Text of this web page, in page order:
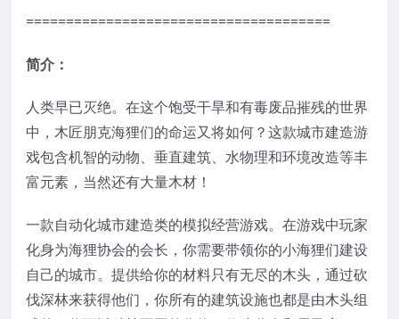
======================================
简介：
人类早已灭绝。在这个饱受干旱和有毒废品摧残的世界
中，木匠朋克海狸们的命运又将如何？这款城市建造游
戏包含机智的动物、垂直建筑、水物理和环境改造等丰
富元素，当然还有大量木材！
一款自动化城市建造类的模拟经营游戏。在游戏中玩家
化身为海狸协会的会长，你需要带领你的小海狸们建设
自己的城市。提供给你的材料只有无尽的木头，通过砍
伐深林来获得他们，你所有的建筑设施也都是由木头组